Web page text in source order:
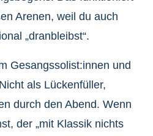
Arenen, weil du auch
„dranbleibst“.
Gesangssolist:innen und
als Lückenfüller,
durch den Abend. Wenn
der „mit Klassik nichts